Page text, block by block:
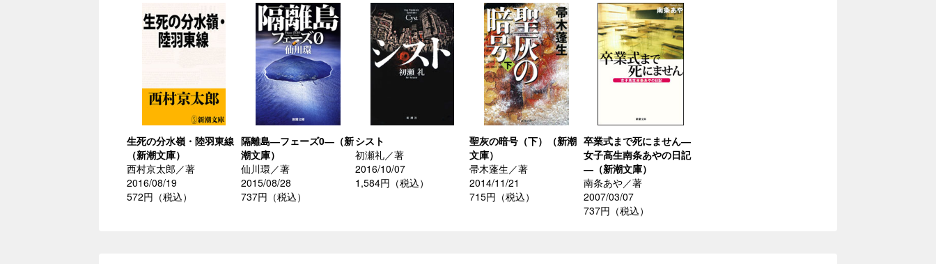
生死の分水嶺・陸羽東線
（新潮文庫）
西村京太郎／著
2016/08/19
572円（税込）
隔離島―フェーズ0―（新
潮文庫）
仙川環／著
2015/08/28
737円（税込）
シスト
初瀬礼／著
2016/10/07
1,584円（税込）
聖灰の暗号（下）（新潮
文庫）
帚木蓬生／著
2014/11/21
715円（税込）
卒業式まで死にません―
女子高生南条あやの日記
―（新潮文庫）
南条あや／著
2007/03/07
737円（税込）